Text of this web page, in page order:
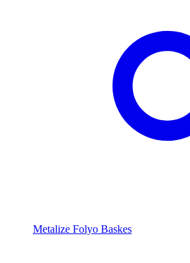
Metalize Folyo Baskes